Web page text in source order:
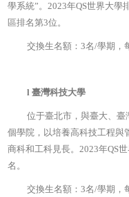
學系統”。2023年QS世界大學
區排名第3位。
交換生名額：3名/學期，
l臺灣科技大學
位于臺北市，與臺大、臺
個學院，以培養高科技工程與
商科和工科見長。2023年QS
名。
交換生名額：3名/學期，